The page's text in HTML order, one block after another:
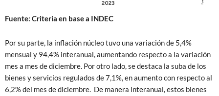
Fuente: Criteria en base a INDEC
Por su parte, la inflación núcleo tuvo una variación de 5,4%
mensual y 94,4% interanual, aumentando respecto a la variación
mes a mes de diciembre. Por otro lado, se destaca la suba de los
bienes y servicios regulados de 7,1%, en aumento con respecto al
6,2% del mes de diciembre. De manera interanual, estos bienes